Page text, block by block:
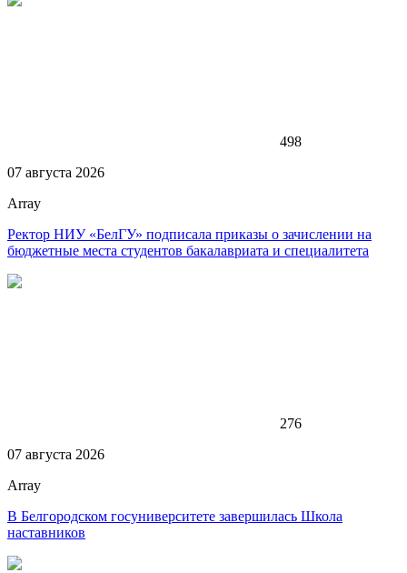
498
07 августа 2026
Array
Ректор НИУ «БелГУ» подписала приказы о зачислении на
бюджетные места студентов бакалавриата и специалитета
276
07 августа 2026
Array
В Белгородском госуниверситете завершилась Школа
наставников